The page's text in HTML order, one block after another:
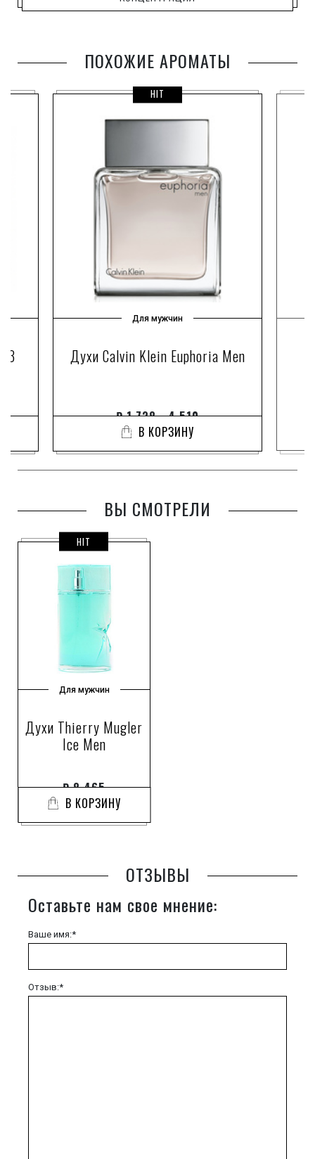
ПОХОЖИЕ АРОМАТЫ
HIT
Для мужчин
Духи Calvin Klein Euphoria Men
₽1 738 - 4 510
В КОРЗИНУ
ВЫ СМОТРЕЛИ
HIT
Для мужчин
Духи Thierry Mugler
Ice Men
₽8 465
В КОРЗИНУ
ОТЗЫВЫ
Оставьте нам свое мнение:
Ваше имя:*
Отзыв:*